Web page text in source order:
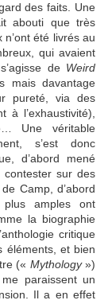
des faits. Une
abouti que très
été livrés au
qui avaient
de Weird
mais davantage
pureté, via des
à l’exhaustivité),
Une véritable
s’est donc
d’abord mené
sur des
Camp, d’abord
plus amples ont
la biographie
critique
éléments, et bien
(« Mythology»)
paraissent un
Il a en effet